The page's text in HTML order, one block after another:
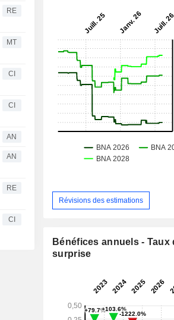
RE
MT
CI
CI
AN
AN
RE
CI
Révisions des estimations
Bénéfices annuels - Taux
surprise